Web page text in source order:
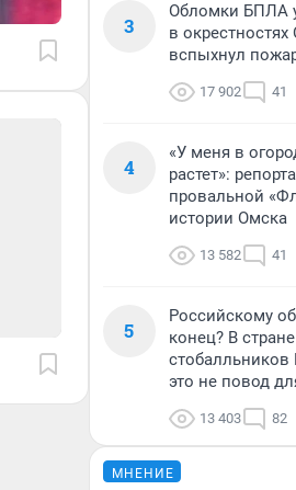
3
Обломки БПЛА
в
вспыхнул
17 902 41
4
«У меня в
растет»:
провальной
истории Омска
13 582 41
5
Российскому
конец? В
это не повод
13 403 82
МНЕНИЕ